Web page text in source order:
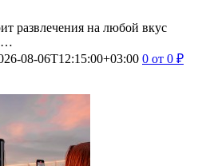
развлечения на любой вкус
08-06T12:15:00+03:00 0 от 0 ₽